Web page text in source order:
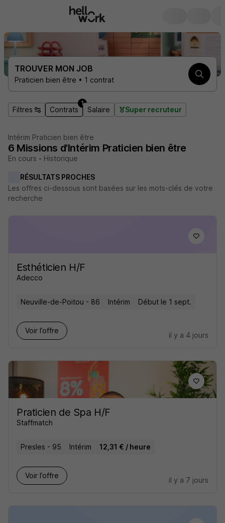
TROUVER MON JOB
Praticien bien être • 1 contrat
Filtres Contrats
1
Salaire Super recruteur
Intérim Praticien bien être
6 Missions d'Intérim Praticien bien être
En cours - Historique
RÉSULTATS PROCHES
Les offres ci-dessous sont basées sur les mots-clés de votre
recherche
Esthéticien H/F
Adecco
Neuville-de-Poitou - 86 Intérim Début le 1 sept.
Voir l’offre
il y a 4 jours
Praticien de Spa H/F
Staffmatch
Presles - 95 Intérim 12,31 € / heure
Voir l’offre
il y a 7 jours